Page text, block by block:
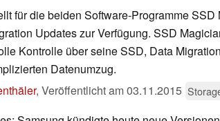
für die beiden Software-Programme SSD
Updates zur Verfügung. SSD
Kontrolle über seine SSD, Data
Datenumzug.
, Veröffentlicht am03.11.2015